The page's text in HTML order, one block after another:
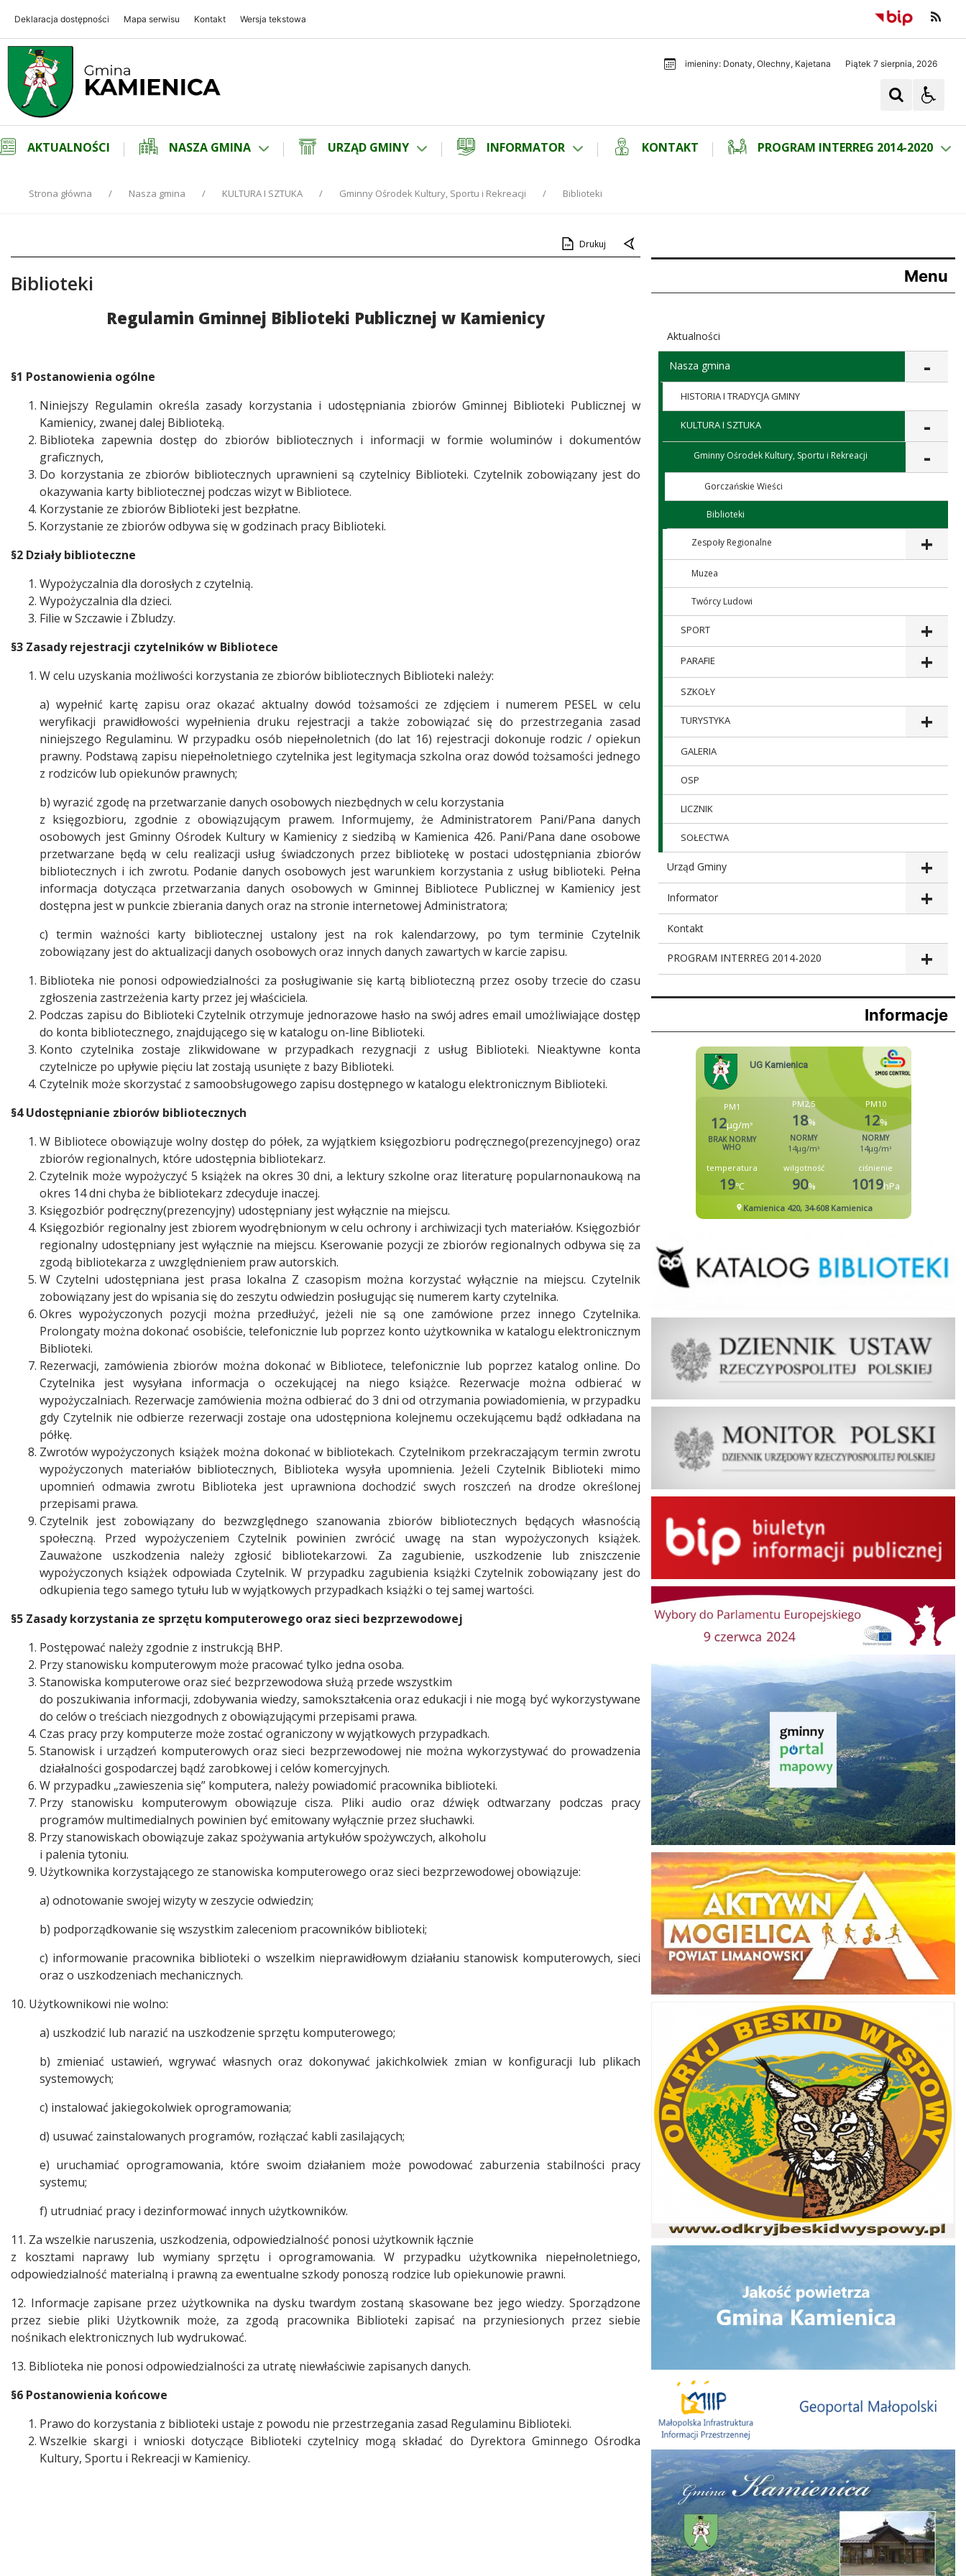
Deklaracja dostępności Mapa serwisu Kontakt Wersja tekstowa
Gmina Kamienica
imieniny: Donaty, Olechny, Kajetana Piątek 7 sierpnia, 2026
AKTUALNOŚCI NASZA GMINA URZĄD GMINY INFORMATOR KONTAKT PROGRAM INTERREG 2014-2020
Strona główna Nasza gmina KULTURA I SZTUKA Gminny Ośrodek Kultury, Sportu i Rekreacji Biblioteki
Drukuj
Biblioteki
Regulamin Gminnej Biblioteki Publicznej w Kamienicy
§1 Postanowienia ogólne
Niniejszy Regulamin określa zasady korzystania i udostępniania zbiorów Gminnej Biblioteki Publicznej w
Kamienicy, zwanej dalej Biblioteką.
Biblioteka zapewnia dostęp do zbiorów bibliotecznych i informacji w formie woluminów i dokumentów
graficznych,
Do korzystania ze zbiorów bibliotecznych uprawnieni są czytelnicy Biblioteki. Czytelnik zobowiązany jest do
okazywania karty bibliotecznej podczas wizyt w Bibliotece.
Korzystanie ze zbiorów Biblioteki jest bezpłatne.
Korzystanie ze zbiorów odbywa się w godzinach pracy Biblioteki.
§2 Działy biblioteczne
Wypożyczalnia dla dorosłych z czytelnią.
Wypożyczalnia dla dzieci.
Filie w Szczawie i Zbludzy.
§3 Zasady rejestracji czytelników w Bibliotece
W celu uzyskania możliwości korzystania ze zbiorów bibliotecznych Biblioteki należy:
a) wypełnić kartę zapisu oraz okazać aktualny dowód tożsamości ze zdjęciem i numerem PESEL w celu
weryfikacji prawidłowości wypełnienia druku rejestracji a także zobowiązać się do przestrzegania zasad
niniejszego Regulaminu. W przypadku osób niepełnoletnich (do lat 16) rejestracji dokonuje rodzic / opiekun
prawny. Podstawą zapisu niepełnoletniego czytelnika jest legitymacja szkolna oraz dowód tożsamości jednego
z rodziców lub opiekunów prawnych;
b) wyrazić zgodę na przetwarzanie danych osobowych niezbędnych w celu korzystania
z księgozbioru, zgodnie z obowiązującym prawem. Informujemy, że Administratorem Pani/Pana danych
osobowych jest Gminny Ośrodek Kultury w Kamienicy z siedzibą w Kamienica 426. Pani/Pana dane osobowe
przetwarzane będą w celu realizacji usług świadczonych przez bibliotekę w postaci udostępniania zbiorów
bibliotecznych i ich zwrotu. Podanie danych osobowych jest warunkiem korzystania z usług biblioteki. Pełna
informacja dotycząca przetwarzania danych osobowych w Gminnej Bibliotece Publicznej w Kamienicy jest
dostępna jest w punkcie zbierania danych oraz na stronie internetowej Administratora;
c) termin ważności karty bibliotecznej ustalony jest na rok kalendarzowy, po tym terminie Czytelnik
zobowiązany jest do aktualizacji danych osobowych oraz innych danych zawartych w karcie zapisu.
Biblioteka nie ponosi odpowiedzialności za posługiwanie się kartą biblioteczną przez osoby trzecie do czasu
zgłoszenia zastrzeżenia karty przez jej właściciela.
Podczas zapisu do Biblioteki Czytelnik otrzymuje jednorazowe hasło na swój adres email umożliwiające dostęp
do konta bibliotecznego, znajdującego się w katalogu on-line Biblioteki.
Konto czytelnika zostaje zlikwidowane w przypadkach rezygnacji z usług Biblioteki. Nieaktywne konta
czytelnicze po upływie pięciu lat zostają usunięte z bazy Biblioteki.
Czytelnik może skorzystać z samoobsługowego zapisu dostępnego w katalogu elektronicznym Biblioteki.
§4 Udostępnianie zbiorów bibliotecznych
W Bibliotece obowiązuje wolny dostęp do półek, za wyjątkiem księgozbioru podręcznego(prezencyjnego) oraz
zbiorów regionalnych, które udostępnia bibliotekarz.
Czytelnik może wypożyczyć 5 książek na okres 30 dni, a lektury szkolne oraz literaturę popularnonaukową na
okres 14 dni chyba że bibliotekarz zdecyduje inaczej.
Księgozbiór podręczny(prezencyjny) udostępniany jest wyłącznie na miejscu.
Księgozbiór regionalny jest zbiorem wyodrębnionym w celu ochrony i archiwizacji tych materiałów. Księgozbiór
regionalny udostępniany jest wyłącznie na miejscu. Kserowanie pozycji ze zbiorów regionalnych odbywa się za
zgodą bibliotekarza z uwzględnieniem praw autorskich.
W Czytelni udostępniana jest prasa lokalna Z czasopism można korzystać wyłącznie na miejscu. Czytelnik
zobowiązany jest do wpisania się do zeszytu odwiedzin posługując się numerem karty czytelnika.
Okres wypożyczonych pozycji można przedłużyć, jeżeli nie są one zamówione przez innego Czytelnika.
Prolongaty można dokonać osobiście, telefonicznie lub poprzez konto użytkownika w katalogu elektronicznym
Biblioteki.
Rezerwacji, zamówienia zbiorów można dokonać w Bibliotece, telefonicznie lub poprzez katalog online. Do
Czytelnika jest wysyłana informacja o oczekującej na niego książce. Rezerwacje można odbierać w
wypożyczalniach. Rezerwacje zamówienia można odbierać do 3 dni od otrzymania powiadomienia, w przypadku
gdy Czytelnik nie odbierze rezerwacji zostaje ona udostępniona kolejnemu oczekującemu bądź odkładana na
półkę.
Zwrotów wypożyczonych książek można dokonać w bibliotekach. Czytelnikom przekraczającym termin zwrotu
wypożyczonych materiałów bibliotecznych, Biblioteka wysyła upomnienia. Jeżeli Czytelnik Biblioteki mimo
upomnień odmawia zwrotu Biblioteka jest uprawniona dochodzić swych roszczeń na drodze określonej
przepisami prawa.
Czytelnik jest zobowiązany do bezwzględnego szanowania zbiorów bibliotecznych będących własnością
społeczną. Przed wypożyczeniem Czytelnik powinien zwrócić uwagę na stan wypożyczonych książek.
Zauważone uszkodzenia należy zgłosić bibliotekarzowi. Za zagubienie, uszkodzenie lub zniszczenie
wypożyczonych książek odpowiada Czytelnik. W przypadku zagubienia książki Czytelnik zobowiązany jest do
odkupienia tego samego tytułu lub w wyjątkowych przypadkach książki o tej samej wartości.
§5 Zasady korzystania ze sprzętu komputerowego oraz sieci bezprzewodowej
Postępować należy zgodnie z instrukcją BHP.
Przy stanowisku komputerowym może pracować tylko jedna osoba.
Stanowiska komputerowe oraz sieć bezprzewodowa służą przede wszystkim
do poszukiwania informacji, zdobywania wiedzy, samokształcenia oraz edukacji i nie mogą być wykorzystywane
do celów o treściach niezgodnych z obowiązującymi przepisami prawa.
Czas pracy przy komputerze może zostać ograniczony w wyjątkowych przypadkach.
Stanowisk i urządzeń komputerowych oraz sieci bezprzewodowej nie można wykorzystywać do prowadzenia
działalności gospodarczej bądź zarobkowej i celów komercyjnych.
W przypadku „zawieszenia się” komputera, należy powiadomić pracownika biblioteki.
Przy stanowisku komputerowym obowiązuje cisza. Pliki audio oraz dźwięk odtwarzany podczas pracy
programów multimedialnych powinien być emitowany wyłącznie przez słuchawki.
Przy stanowiskach obowiązuje zakaz spożywania artykułów spożywczych, alkoholu
i palenia tytoniu.
Użytkownika korzystającego ze stanowiska komputerowego oraz sieci bezprzewodowej obowiązuje:
a) odnotowanie swojej wizyty w zeszycie odwiedzin;
b) podporządkowanie się wszystkim zaleceniom pracowników biblioteki;
c) informowanie pracownika biblioteki o wszelkim nieprawidłowym działaniu stanowisk komputerowych, sieci
oraz o uszkodzeniach mechanicznych.
10. Użytkownikowi nie wolno:
a) uszkodzić lub narazić na uszkodzenie sprzętu komputerowego;
b) zmieniać ustawień, wgrywać własnych oraz dokonywać jakichkolwiek zmian w konfiguracji lub plikach
systemowych;
c) instalować jakiegokolwiek oprogramowania;
d) usuwać zainstalowanych programów, rozłączać kabli zasilających;
e) uruchamiać oprogramowania, które swoim działaniem może powodować zaburzenia stabilności pracy
systemu;
f) utrudniać pracy i dezinformować innych użytkowników.
11. Za wszelkie naruszenia, uszkodzenia, odpowiedzialność ponosi użytkownik łącznie
z kosztami naprawy lub wymiany sprzętu i oprogramowania. W przypadku użytkownika niepełnoletniego,
odpowiedzialność materialną i prawną za ewentualne szkody ponoszą rodzice lub opiekunowie prawni.
12. Informacje zapisane przez użytkownika na dysku twardym zostaną skasowane bez jego wiedzy. Sporządzone
przez siebie pliki Użytkownik może, za zgodą pracownika Biblioteki zapisać na przyniesionych przez siebie
nośnikach elektronicznych lub wydrukować.
13. Biblioteka nie ponosi odpowiedzialności za utratę niewłaściwie zapisanych danych.
§6 Postanowienia końcowe
Prawo do korzystania z biblioteki ustaje z powodu nie przestrzegania zasad Regulaminu Biblioteki.
Wszelkie skargi i wnioski dotyczące Biblioteki czytelnicy mogą składać do Dyrektora Gminnego Ośrodka
Kultury, Sportu i Rekreacji w Kamienicy.
Menu
Aktualności
Nasza gmina
HISTORIA I TRADYCJA GMINY
KULTURA I SZTUKA
Gminny Ośrodek Kultury, Sportu i Rekreacji
Gorczańskie Wieści
Biblioteki
Zespoły Regionalne
Muzea
Twórcy Ludowi
SPORT
PARAFIE
SZKOŁY
TURYSTYKA
GALERIA
OSP
LICZNIK
SOŁECTWA
Urząd Gminy
Informator
Kontakt
PROGRAM INTERREG 2014-2020
Informacje
Aktywna Mogielica
Małopolska Infrastruktura Informacji Przestrzennej
Folder Gminy Kamienica